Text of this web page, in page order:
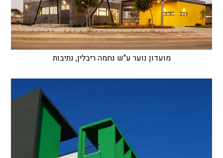
מועדון נוער ע"ש נחמה ריבלין, נתיבות